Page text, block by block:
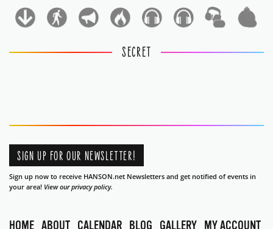
SECRET
SIGN UP FOR OUR NEWSLETTER!
Sign up now to receive HANSON.net Newsletters and get notified of events in
your area! View our privacy policy.
HOME ABOUT CALENDAR BLOG GALLERY MY ACCOUNT